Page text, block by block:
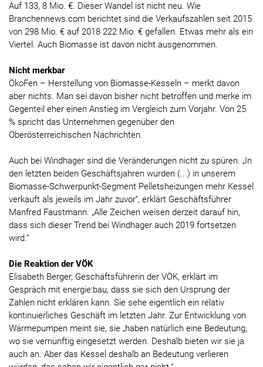
Auf 133, 8 Mio. €. Dieser Wandel ist nicht neu. Wie
Branchennews.com berichtet sind die Verkaufszahlen seit 2015
von 298 Mio. € auf 2018 222 Mio. € gefallen. Etwas mehr als ein
Viertel. Auch Biomasse ist davon nicht ausgenommen.
Nicht merkbar
ÖkoFen – Herstellung von Biomasse-Kesseln – merkt davon
aber nichts. Man sei davon bisher nicht betroffen und merke im
Gegenteil eher einen Anstieg im Vergleich zum Vorjahr. Von 25
% spricht das Unternehmen gegenüber den
Oberösterreichischen Nachrichten.
Auch bei Windhager sind die Veränderungen nicht zu spüren. „In
den letzten beiden Geschäftsjahren wurden (...) in unserem
Biomasse-Schwerpunkt-Segment Pelletsheizungen mehr Kessel
verkauft als jeweils im Jahr zuvor“, erklärt Geschäftsführer
Manfred Faustmann. „Alle Zeichen weisen derzeit darauf hin,
dass sich dieser Trend bei Windhager auch 2019 fortsetzen
wird.“
Die Reaktion der VÖK
Elisabeth Berger, Geschäftsführerin der VÖK, erklärt im
Gespräch mit energie:bau, dass sie sich den Ursprung der
Zahlen nicht erklären kann. Sie sehe eigentlich ein relativ
kontinuierliches Geschäft im letzten Jahr. Zur Entwicklung von
Wärmepumpen meint sie, sie „haben natürlich eine Bedeutung,
wo sie vernünftig eingesetzt werden. Deshalb bieten wir sie ja
auch an. Aber das Kessel deshalb an Bedeutung verlieren